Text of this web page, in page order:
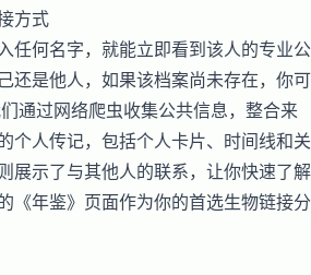
方式
任何名字，就能立即看到该人的专业公
还是他人，如果该档案尚未存在，你可
通过网络爬虫收集公共信息，整合来
个人传记，包括个人卡片、时间线和关
展示了与其他人的联系，让你快速了解
《年鉴》页面作为你的首选生物链接分